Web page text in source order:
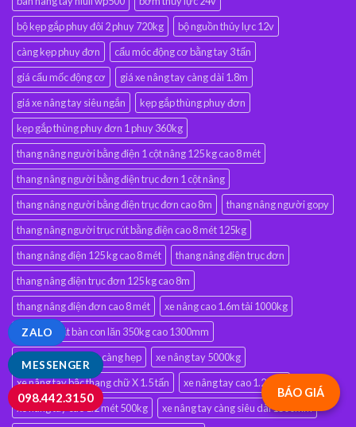
bộ kẹp gắp phuy đôi 2 phuy 720kg
bộ nguồn thủy lực 12v
càng kẹp phuy đơn
cẩu móc động cơ bằng tay 3 tấn
giá cẩu mốc động cơ
giá xe nâng tay càng dài 1.8m
giá xe nâng tay siêu ngắn
kẹp gắp thùng phuy đơn
kẹp gắp thùng phuy đơn 1 phuy 360kg
thang nâng người bằng điện 1 cột nâng 125 kg cao 8 mét
thang nâng người bằng điện trục đơn 1 cột nâng
thang nâng người bằng điện trục đơn cao 8m
thang nâng người gopy
thang nâng người trục rút bằng điện cao 8 mét 125kg
thang nâng điện 125 kg cao 8 mét
thang nâng điện trục đơn
thang nâng điện trục đơn 125 kg cao 8m
thang nâng điện đơn cao 8 mét
xe nâng cao 1.6m tải 1000kg
xe nâng mặt bàn con lăn 350kg cao 1300mm
xe nâng pallet 3 tấn càng hẹp
xe nâng tay 5000kg
xe nâng tay bậc thang chữ X 1.5 tấn
xe nâng tay cao 1.2 mét
xe nâng tay cao 1.2 mét 500kg
xe nâng tay càng siêu dài 1500mm
BÁO GIÁ
MESSENGER
ZALO
098.442.3150